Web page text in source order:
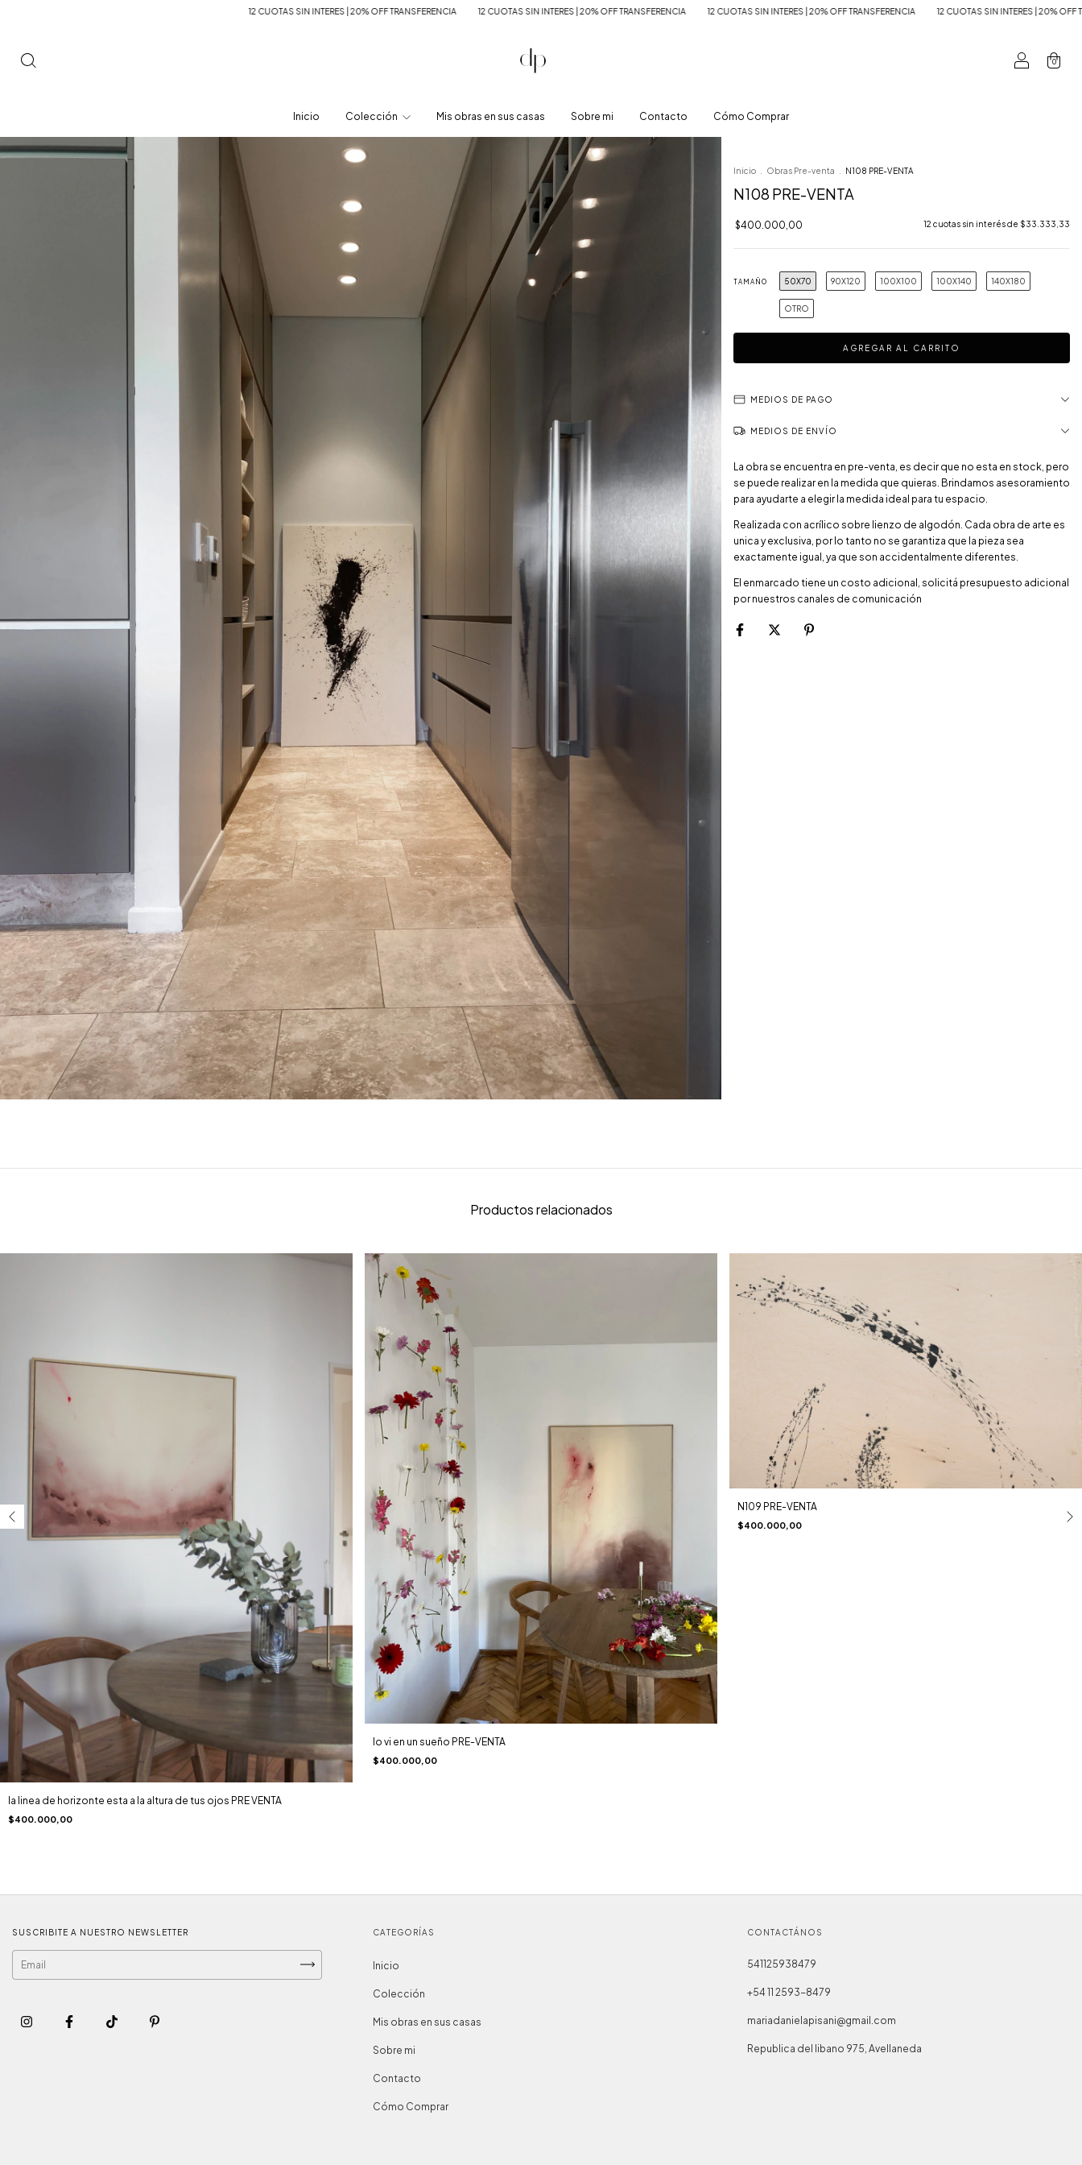
12 CUOTAS SIN INTERES | 20% OFF TRANSFERENCIA 12 CUOTAS SIN INTERES | 20% OFF TRANSFERENCIA 12 CUOTAS SIN INTERES | 20% OFF TRANSFERENCIA 12 CUOTAS SIN INTERES | 20% OFF TRANSFERENCIA 12
0
Inicio Colección Mis obras en sus casas Sobre mi Contacto Cómo Comprar
Inicio Obras Pre-venta N108 PRE-VENTA
N108 PRE-VENTA
$400.000,00 12 cuotas sin interés de $33.333,33
TAMAÑO 50X70 90X120 100X100 100X140 140X180
OTRO
MEDIOS DE PAGO
MEDIOS DE ENVÍO
La obra se encuentra en pre-venta, es decir que no esta en stock, pero
se puede realizar en la medida que quieras. Brindamos asesoramiento
para ayudarte a elegir la medida ideal para tu espacio.
Realizada con acrílico sobre lienzo de algodón. Cada obra de arte es
unica y exclusiva, por lo tanto no se garantiza que la pieza sea
exactamente igual, ya que son accidentalmente diferentes.
El enmarcado tiene un costo adicional, solicitá presupuesto adicional
por nuestros canales de comunicación
Productos relacionados
la linea de horizonte esta a la altura de tus ojos PRE VENTA
$400.000,00
lo vi en un sueño PRE-VENTA
$400.000,00
N109 PRE-VENTA
$400.000,00
SUSCRIBITE A NUESTRO NEWSLETTER CATEGORÍAS
Inicio
Colección
Mis obras en sus casas
Sobre mi
Contacto
Cómo Comprar
CONTACTÁNOS
541125938479
+54 11 2593-8479
mariadanielapisani@gmail.com
Republica del libano 975, Avellaneda